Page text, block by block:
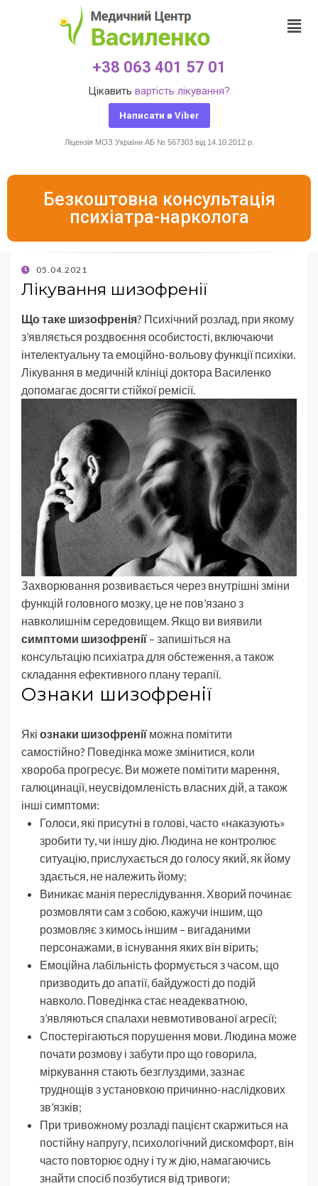
+38 063 401 57 01
Цікавить вартість лікування?
Написати в Viber
Ліцензія МОЗ України АБ № 567303 від 14.10.2012 р.
Безкоштовна консультація
психіатра-нарколога
05.04.2021
Лікування шизофренії
Що таке шизофренія? Психічний розлад, при якому
з’являється роздвоєння особистості, включаючи
інтелектуальну та емоційно-вольову функції психіки.
Лікування в медичній клініці доктора Василенко
допомагає досягти стійкої ремісії.
Захворювання розвивається через внутрішні зміни
функцій головного мозку, це не пов’язано з
навколишнім середовищем. Якщо ви виявили
симптоми шизофренії – запишіться на
консультацію психіатра для обстеження, а також
складання ефективного плану терапії.
Ознаки шизофренії
Які ознаки шизофренії можна помітити
самостійно? Поведінка може змінитися, коли
хвороба прогресує. Ви можете помітити марення,
галюцинації, неусвідомленість власних дій, а також
інші симптоми:
Голоси, які присутні в голові, часто «наказують»
зробити ту, чи іншу дію. Людина не контролює
ситуацію, прислухається до голосу який, як йому
здається, не належить йому;
Виникає манія переслідування. Хворий починає
розмовляти сам з собою, кажучи іншим, що
розмовляє з кимось іншим – вигаданими
персонажами, в існування яких він вірить;
Емоційна лабільність формується з часом, що
призводить до апатії, байдужості до подій
навколо. Поведінка стає неадекватною,
з’являються спалахи невмотивованої агресії;
Спостерігаються порушення мови. Людина може
почати розмову і забути про що говорила,
міркування стають безглуздими, зазнає
труднощів з установкою причинно-наслідкових
зв’язків;
При тривожному розладі пацієнт скаржиться на
постійну напругу, психологічний дискомфорт, він
часто повторює одну і ту ж дію, намагаючись
знайти спосіб позбутися від тривоги;